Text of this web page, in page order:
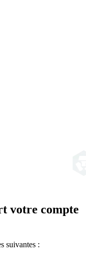
votre compte
suivantes :